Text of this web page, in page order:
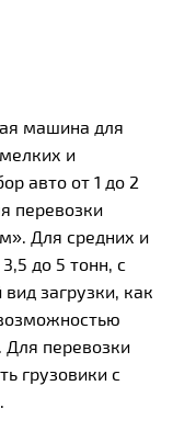
машина для
и
авто от 1 до 2
перевозки
Для средних и
до 5 тонн, с
загрузки, как
Для перевозки
грузовики с